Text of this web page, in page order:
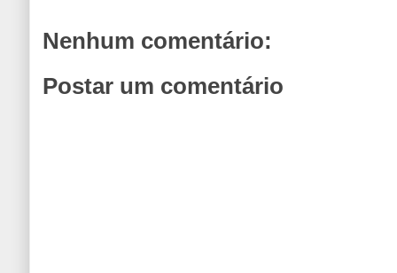
Nenhum comentário:
Postar um comentário